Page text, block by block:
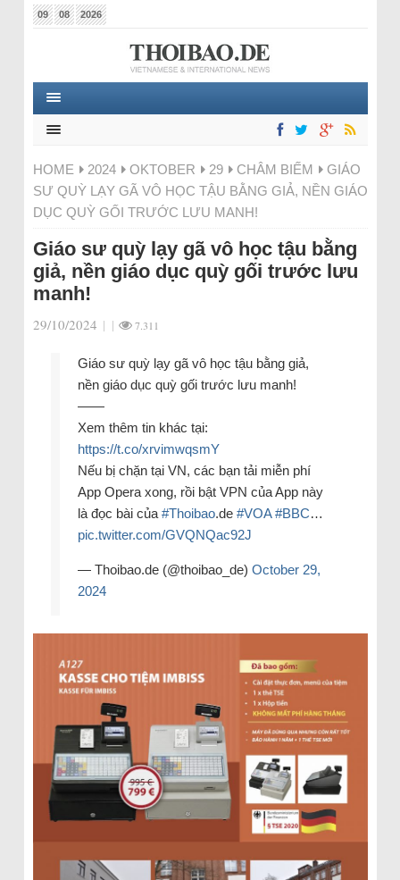
09 08 2026
HOME 2024 OKTOBER 29 CHÂM BIẾM
GIÁO
SƯ QUỲ LẠY GÃ VÔ HỌC TẬU BẰNG GIẢ, NỀN GIÁO
DỤC QUỲ GỐI TRƯỚC LƯU MANH!
Giáo sư quỳ lạy gã vô học tậu bằng
giả, nền giáo dục quỳ gối trước lưu
manh!
29/10/2024 | | 7.311
Giáo sư quỳ lạy gã vô học tậu bằng giả,
nền giáo dục quỳ gối trước lưu manh!
——
Xem thêm tin khác tại:
https://t.co/xrvimwqsmY
Nếu bị chặn tại VN, các bạn tải miễn phí
App Opera xong, rồi bật VPN của App này
là đọc bài của #Thoibao.de #VOA #BBC…
pic.twitter.com/GVQNQac92J
— Thoibao.de (@thoibao_de) October 29,
2024